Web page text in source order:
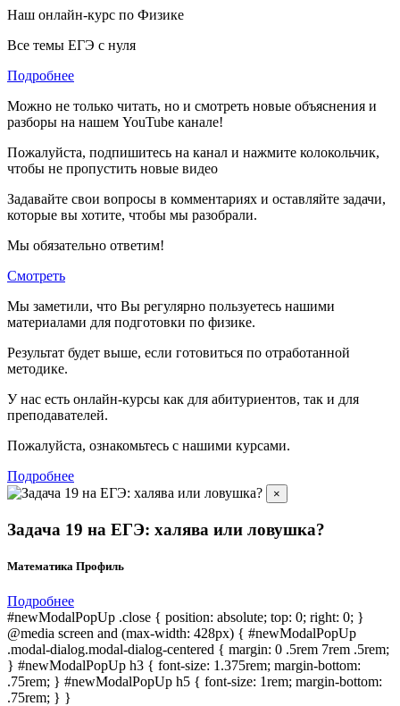
Наш онлайн-курс по Физике
Все темы ЕГЭ с нуля
Подробнее
Можно не только читать, но и смотреть новые объяснения и
разборы на нашем YouTube канале!
Пожалуйста, подпишитесь на канал и нажмите колокольчик,
чтобы не пропустить новые видео
Задавайте свои вопросы в комментариях и оставляйте задачи,
которые вы хотите, чтобы мы разобрали.
Мы обязательно ответим!
Смотреть
Мы заметили, что Вы регулярно пользуетесь нашими
материалами для подготовки по физике.
Результат будет выше, если готовиться по отработанной
методике.
У нас есть онлайн-курсы как для абитуриентов, так и для
преподавателей.
Пожалуйста, ознакомьтесь с нашими курсами.
Подробнее
×
Задача 19 на ЕГЭ: халява или ловушка?
Математика Профиль
Подробнее
#newModalPopUp .close { position: absolute; top: 0; right: 0; }
@media screen and (max-width: 428px) { #newModalPopUp
.modal-dialog.modal-dialog-centered { margin: 0 .5rem 7rem .5rem;
} #newModalPopUp h3 { font-size: 1.375rem; margin-bottom:
.75rem; } #newModalPopUp h5 { font-size: 1rem; margin-bottom:
.75rem; } }